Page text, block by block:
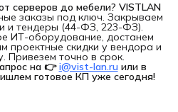
серверов до мебели? VISTLAN
заказы под ключ. Закрываем
и тендеры (44-ФЗ, 223-ФЗ).
ИТ-оборудование, достанем
проектные скидки у вендора и
Привезем точно в срок.
на 👉 i@vist-lan.ru или в
готовое КП уже сегодня!